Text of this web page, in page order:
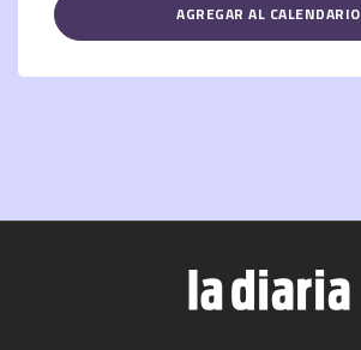
AGREGAR AL CALENDARIO